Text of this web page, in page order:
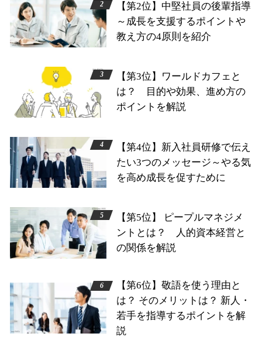
【第2位】中堅社員の後輩指導
～成長を支援するポイントや
教え方の4原則を紹介
【第3位】ワールドカフェと
は？ 目的や効果、進め方の
ポイントを解説
【第4位】新入社員研修で伝え
たい3つのメッセージ～やる気
を高め成長を促すために
【第5位】 ピープルマネジメ
ントとは？ 人的資本経営と
の関係を解説
【第6位】敬語を使う理由と
は？ そのメリットは？ 新人・
若手を指導するポイントを解
説